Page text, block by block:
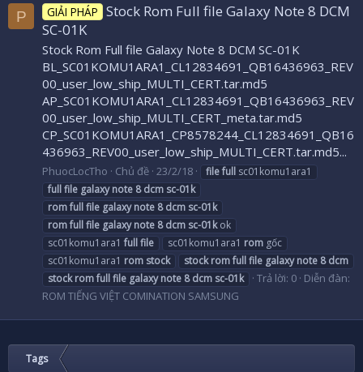
P GIẢI PHÁP Stock Rom Full file Galaxy Note 8 DCM
SC-01K
Stock Rom Full file Galaxy Note 8 DCM SC-01K
BL_SC01KOMU1ARA1_CL12834691_QB16436963_REV
00_user_low_ship_MULTI_CERT.tar.md5
AP_SC01KOMU1ARA1_CL12834691_QB16436963_REV
00_user_low_ship_MULTI_CERT_meta.tar.md5
CP_SC01KOMU1ARA1_CP8578244_CL12834691_QB16
436963_REV00_user_low_ship_MULTI_CERT.tar.md5...
PhuocLocTho Chủ đề 23/2/18 filefull sc01komu1ara1
fullfile galaxy note 8 dcm sc-01k
romfullfile galaxy note 8 dcm sc-01k
romfullfile galaxy note 8 dcm sc-01kok
sc01komu1ara1fullfile sc01komu1ara1 rom gốc
sc01komu1ara1 rom stock stock romfullfile galaxy note 8 dcm
stock romfullfile galaxy note 8 dcm sc-01k Trả lời: 0 Diễn đàn:
ROM TIẾNG VIỆT COMINATION SAMSUNG
Tags